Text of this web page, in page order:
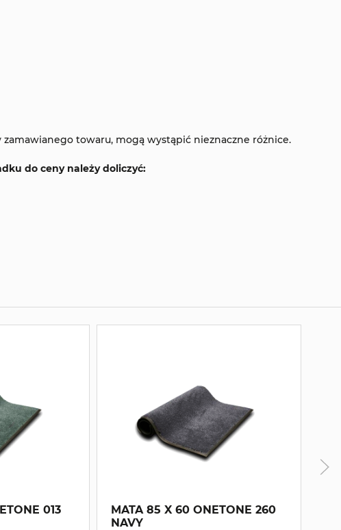
towaru, mogą wystąpić nieznaczne różnice.
do ceny należy doliczyć:
013
MATA 85 X 60 ONETONE 260
NAVY